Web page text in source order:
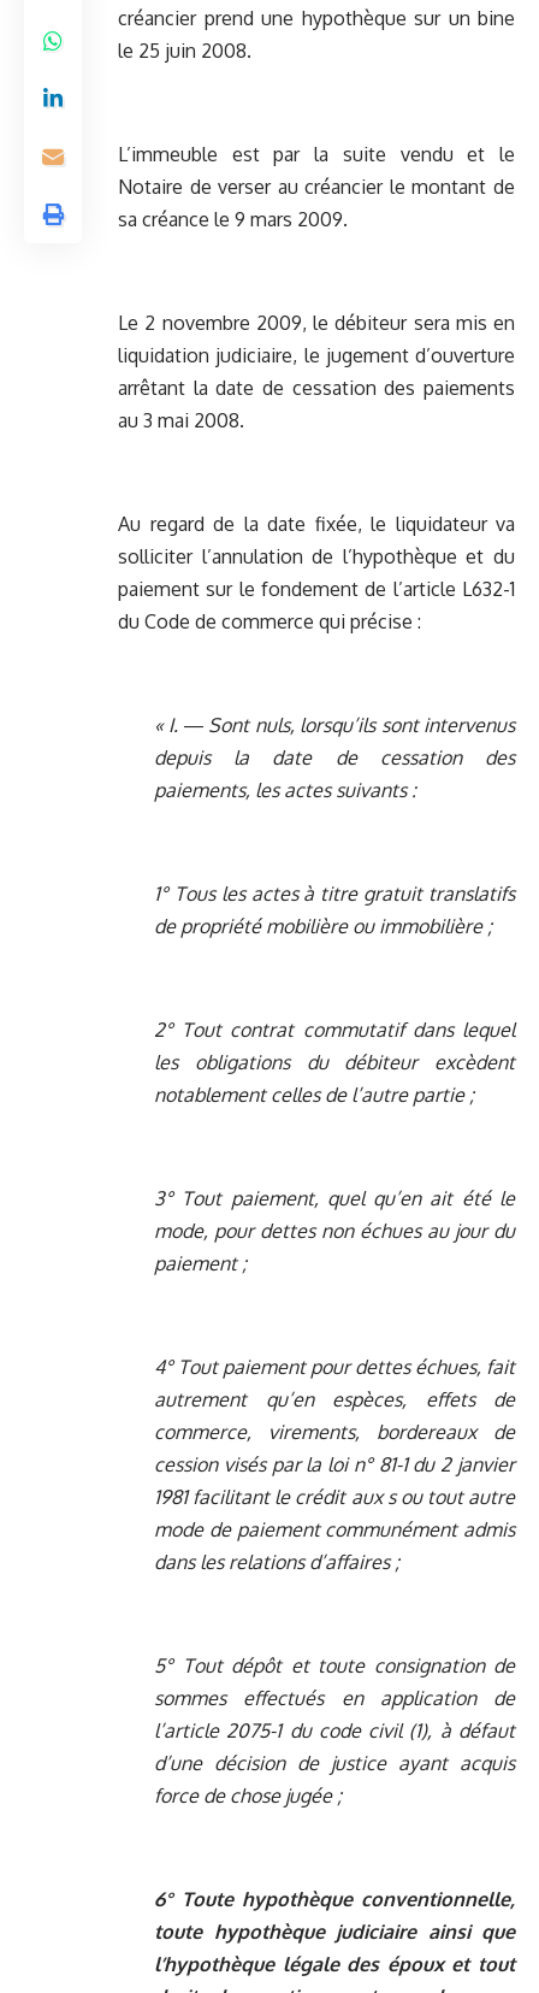
créancier prend une hypothèque sur un bine
le 25 juin 2008.
L’immeuble est par la suite vendu et le
Notaire de verser au créancier le montant de
sa créance le 9 mars 2009.
Le 2 novembre 2009, le débiteur sera mis en
liquidation judiciaire, le jugement d’ouverture
arrêtant la date de cessation des paiements
au 3 mai 2008.
Au regard de la date fixée, le liquidateur va
solliciter l’annulation de l’hypothèque et du
paiement sur le fondement de l’article L632-1
du Code de commerce qui précise :
« I. ― Sont nuls, lorsqu’ils sont intervenus
depuis la date de cessation des
paiements, les actes suivants :
1° Tous les actes à titre gratuit translatifs
de propriété mobilière ou immobilière ;
2° Tout contrat commutatif dans lequel
les obligations du débiteur excèdent
notablement celles de l’autre partie ;
3° Tout paiement, quel qu’en ait été le
mode, pour dettes non échues au jour du
paiement ;
4° Tout paiement pour dettes échues, fait
autrement qu’en espèces, effets de
commerce, virements, bordereaux de
cession visés par la loi n° 81-1 du 2 janvier
1981facilitant le crédit aux s ou tout autre
mode de paiement communément admis
dans les relations d’affaires ;
5° Tout dépôt et toute consignation de
sommes effectués en application de
l’article 2075-1 du code civil (1), à défaut
d’une décision de justice ayant acquis
force de chose jugée ;
6° Toute hypothèque conventionnelle,
toute hypothèque judiciaire ainsi que
l’hypothèque légale des époux et tout